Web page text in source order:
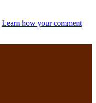
Learn how your comment